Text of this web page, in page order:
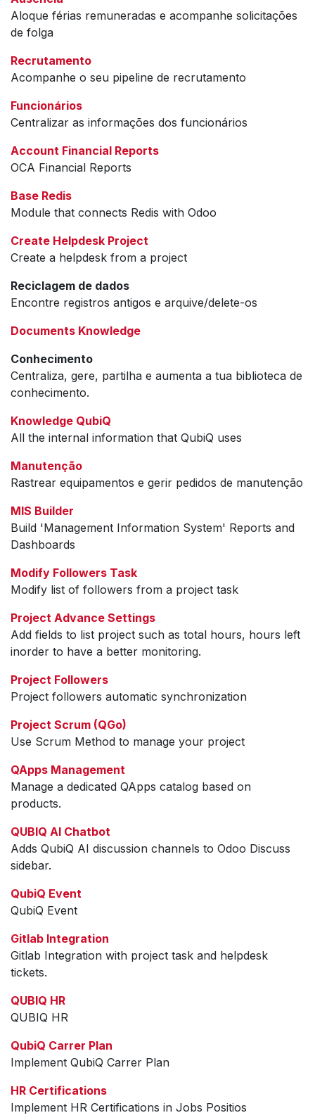
Aloque férias remuneradas e acompanhe solicitações
de folga
Recrutamento
Acompanhe o seu pipeline de recrutamento
Funcionários
Centralizar as informações dos funcionários
Account Financial Reports
OCA Financial Reports
Base Redis
Module that connects Redis with Odoo
Create Helpdesk Project
Create a helpdesk from a project
Reciclagem de dados
Encontre registros antigos e arquive/delete-os
Documents Knowledge
Conhecimento
Centraliza, gere, partilha e aumenta a tua biblioteca de
conhecimento.
Knowledge QubiQ
All the internal information that QubiQ uses
Manutenção
Rastrear equipamentos e gerir pedidos de manutenção
MIS Builder
Build 'Management Information System' Reports and
Dashboards
Modify Followers Task
Modify list of followers from a project task
Project Advance Settings
Add fields to list project such as total hours, hours left
inorder to have a better monitoring.
Project Followers
Project followers automatic synchronization
Project Scrum (QGo)
Use Scrum Method to manage your project
QApps Management
Manage a dedicated QApps catalog based on
products.
QUBIQ AI Chatbot
Adds QubiQ AI discussion channels to Odoo Discuss
sidebar.
QubiQ Event
QubiQ Event
Gitlab Integration
Gitlab Integration with project task and helpdesk
tickets.
QUBIQ HR
QUBIQ HR
QubiQ Carrer Plan
Implement QubiQ Carrer Plan
HR Certifications
Implement HR Certifications in Jobs Positios